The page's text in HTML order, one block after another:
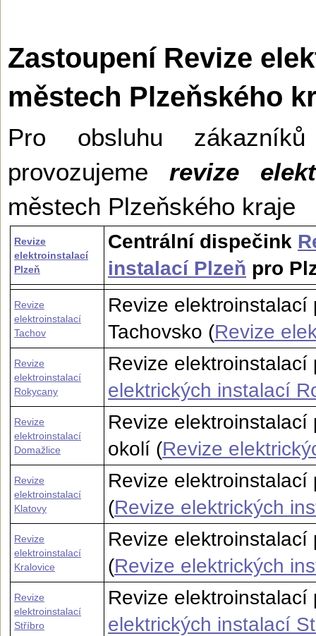
Zastoupení Revize
městech Plzeňského
Pro obsluhu
provozujeme revize
městech Plzeňského kraje
Revize
elektroinstalací
Plzeň
Centrální dispečink
instalací Plzeň pro
Revize
elektroinstalací
Tachov
Revize elektroinstalací
Tachovsko (Revize
Revize
elektroinstalací
Rokycany
Revize elektroinstalací
elektrických instalací
Revize
elektroinstalací
Domažlice
Revize
okolí (Revize
Revize
elektroinstalací
Klatovy
Revize
(Revize elektrických
Revize
elektroinstalací
Kralovice
Revize
(Revize elektrických
Revize
elektroinstalací
Stříbro
Revize
elektrických instalací